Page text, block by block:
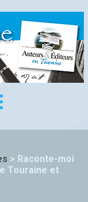
> Raconte-moi
Touraine et